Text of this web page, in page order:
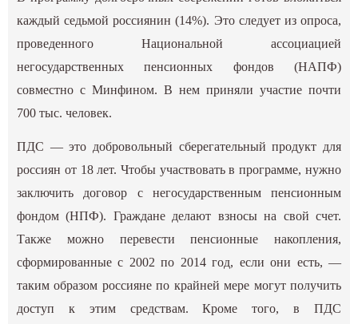
каждый седьмой россиянин (14%). Это следует из опроса,
проведенного Национальной ассоциацией
негосударственных пенсионных фондов (НАПФ)
совместно с Минфином. В нем приняли участие почти
700 тыс. человек.
ПДС — это добровольный сберегательный продукт для
россиян от 18 лет. Чтобы участвовать в программе, нужно
заключить договор с негосударственным пенсионным
фондом (НПФ). Граждане делают взносы на свой счет.
Также можно перевести пенсионные накопления,
сформированные с 2002 по 2014 год, если они есть, —
таким образом россияне по крайней мере могут получить
доступ к этим средствам. Кроме того, в ПДС